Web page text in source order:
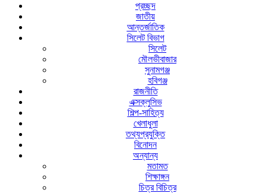
প্রচ্ছদ
জাতীয়
আন্তর্জাতিক
সিলেট বিভাগ
সিলেট
মৌলভীবাজার
সুনামগঞ্জ
হবিগঞ্জ
রাজনীতি
এক্সক্লুসিভ
শিল্প-সাহিত্য
খেলাধুলা
তথ্যপ্রযুক্তি
বিনোদন
অন্যান্য
মতামত
শিক্ষাঙ্গন
চিত্র বিচিত্র